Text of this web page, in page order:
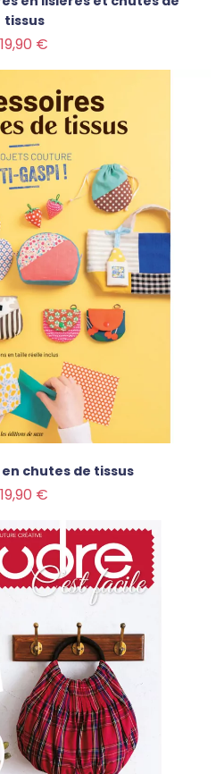
tissus
19,90 €
chutes de tissus
19,90 €